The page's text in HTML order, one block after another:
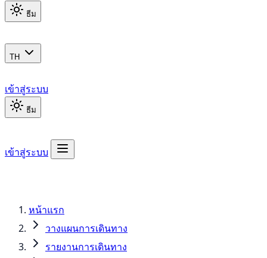
ธีม
TH
เข้าสู่ระบบ
ธีม
เข้าสู่ระบบ
หน้าแรก
วางแผนการเดินทาง
รายงานการเดินทาง